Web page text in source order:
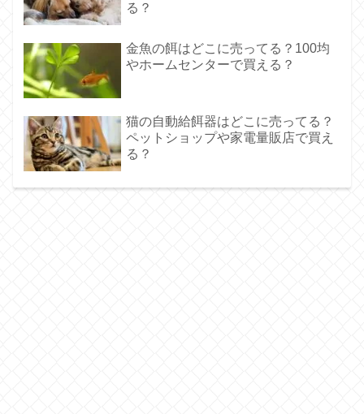
る？
金魚の餌はどこに売ってる？100均
やホームセンターで買える？
猫の自動給餌器はどこに売ってる？
ペットショップや家電量販店で買え
る？